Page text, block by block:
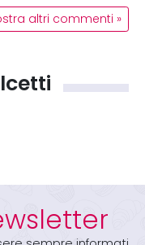
altri commenti »